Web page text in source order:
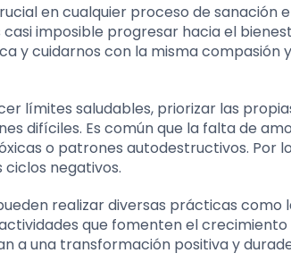
en cualquier proceso de sanación
imposible progresar hacia el
y cuidarnos con la misma compasión
límites saludables, priorizar las
difíciles. Es común que la falta de
o patrones autodestructivos. Por
negativos.
realizar diversas prácticas como
que fomenten el
a una transformación positiva y